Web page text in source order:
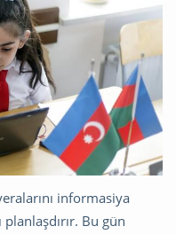
informasiya
Bu gün